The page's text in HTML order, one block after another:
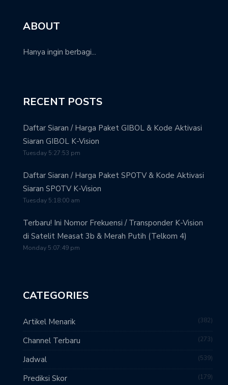
ABOUT
Hanya ingin berbagi...
RECENT POSTS
Daftar Siaran / Harga Paket GIBOL & Kode Aktivasi
Siaran GIBOL K-Vision
Tuesday 5:27:53 pm
Daftar Siaran / Harga Paket SPOTV & Kode Aktivasi
Siaran SPOTV K-Vision
Tuesday 5:18:00 am
Terbaru! Ini Nomor Frekuensi / Transponder K-Vision
di Satelit Measat 3b & Merah Putih (Telkom 4)
Monday 5:07:49 pm
CATEGORIES
Artikel Menarik 382
Channel Terbaru 273
Jadwal 539
Prediksi Skor 179